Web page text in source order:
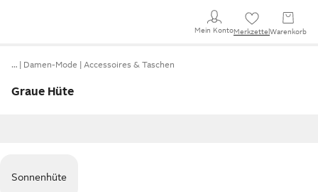
Mein KontoMerkzettel Warenkorb
… Damen-Mode Accessoires & Taschen
Graue Hüte
Sonnenhüte